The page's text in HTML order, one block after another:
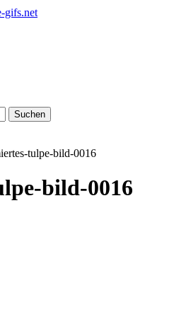
gifs.net
Suchen
tulpe-bild-0016
bild-0016